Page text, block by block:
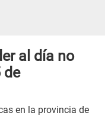
al día no
de
en la provincia de